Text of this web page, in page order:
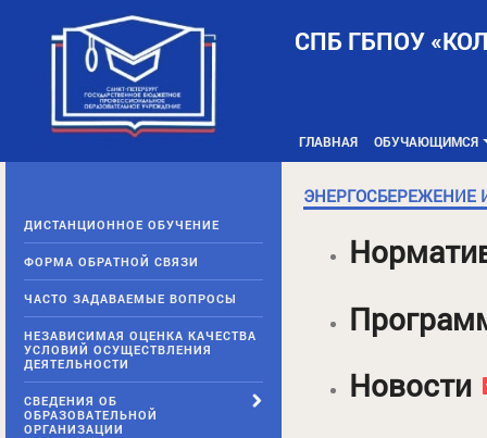
СПБ ГБПОУ
ГЛАВНАЯ ОБУЧАЮЩИМСЯ
ДИСТАНЦИОННОЕ ОБУЧЕНИЕ
ФОРМА ОБРАТНОЙ СВЯЗИ
ЧАСТО ЗАДАВАЕМЫЕ ВОПРОСЫ
НЕЗАВИСИМАЯ ОЦЕНКА КАЧЕСТВА
УСЛОВИЙ ОСУЩЕСТВЛЕНИЯ
ДЕЯТЕЛЬНОСТИ
СВЕДЕНИЯ ОБ
ОБРАЗОВАТЕЛЬНОЙ
ОРГАНИЗАЦИИ
Новости